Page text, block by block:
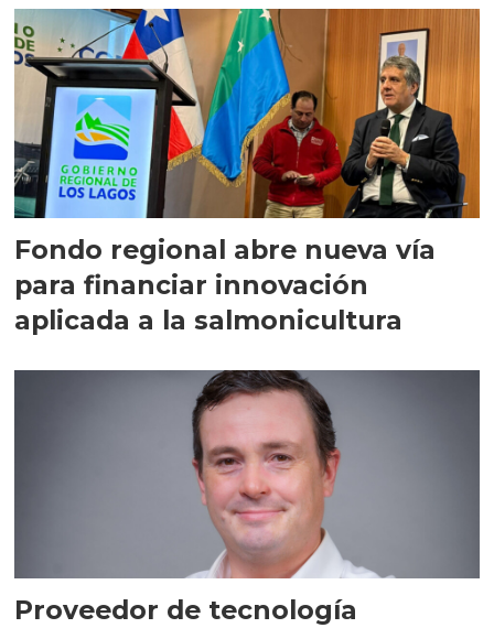
Fondo regional abre nueva vía
para financiar innovación
aplicada a la salmonicultura
Proveedor de tecnología